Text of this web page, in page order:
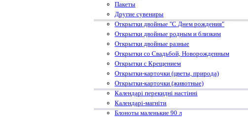
Пакеты
Другие сувениры
Открытки двойные "С Днем рождения"
Открытки двойные родным и близким
Открытки двойные разные
Открытки со Свадьбой, Новорожденным
Открытки с Крещением
Открытки-карточки (цветы, природа)
Открытки-карточки (животные)
Календарі перекидні настінні
Календарі-магніти
Блоноты маленькие 90 л